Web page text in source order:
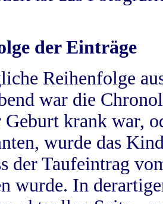
der Einträge
Reihenfolge
war die
Geburt krank war,
wurde das
der Taufeintrag
wurde. In